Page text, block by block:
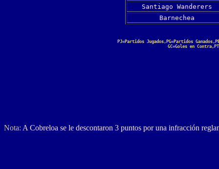
Santiago Wanderers
Barnechea
PJ=Partidos Jugados,PG=Partidos
GC=Goles en
Nota: A Cobreloa se le descontaron 3 puntos por una infracción